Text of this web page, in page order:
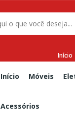
Início
Início Móveis
Acessórios